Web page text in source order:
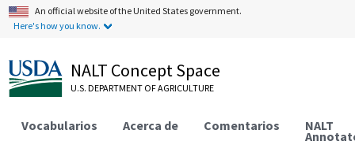
An official website of the United States government.
Here's how you know.
NALT Concept Space
U.S. DEPARTMENT OF AGRICULTURE
Vocabularios Acerca de Comentarios NALT